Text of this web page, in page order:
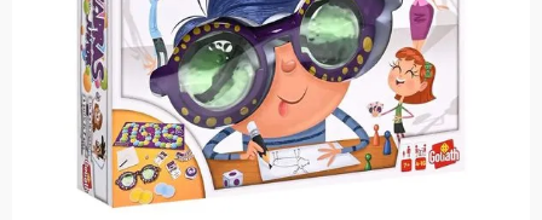
bloques